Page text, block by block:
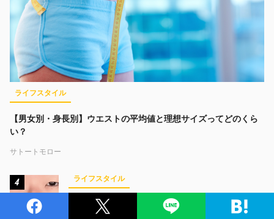
ライフスタイル
【男女別・身長別】ウエストの平均値と理想サイズってどのくら
い？
サトートモロー
4 ライフスタイル
17タイプ診断の“正解メイク”で「一重は無理」な
んて言わせない。「一重女子部」が目指すのは、